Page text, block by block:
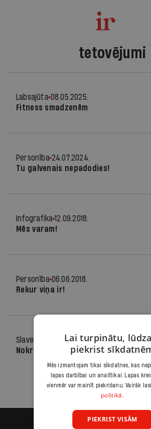
tetovējumi
Labsajūta 08.05.2025.
Fitness smadzenēm
Personība 24.07.2024.
Tu galvenais nepadodies!
Infografika 12.09.2018.
Mēs varam!
Personība 06.06.2018.
Rekur viņa ir!
Slavenība
05.01.2011.
Nokritis no 2.stāva
Lai turpinātu,
piekrist
Mēs izmantojam tikai sīkdatnes, kas
lapas darbībai un analītikai. Lapas
vienmēr var mainīt piekrišanu. Vairāk lasi
politikā.
PIEKRIST VISĀM